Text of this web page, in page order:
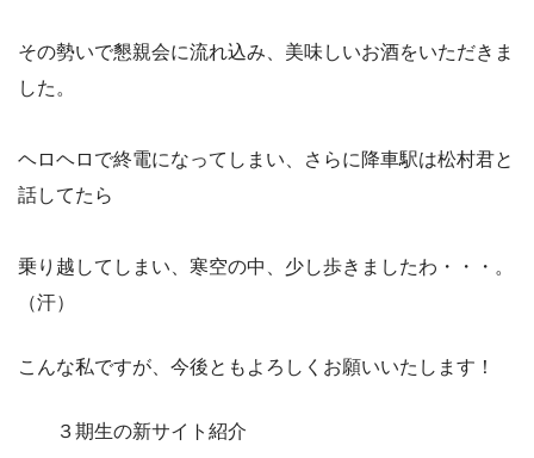
その勢いで懇親会に流れ込み、美味しいお酒をいただきま
した。
ヘロヘロで終電になってしまい、さらに降車駅は松村君と
話してたら
乗り越してしまい、寒空の中、少し歩きましたわ・・・。
（汗）
こんな私ですが、今後ともよろしくお願いいたします！
３期生の新サイト紹介